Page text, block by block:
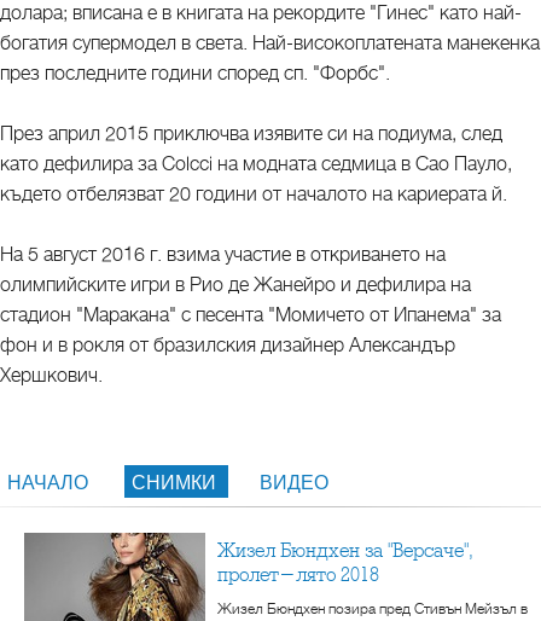
долара; вписана е в книгата на рекордите "Гинес" като най-
богатия супермодел в света. Най-високоплатената манекенка
през последните години според сп. "Форбс".
През април 2015 приключва изявите си на подиума, след
като дефилира за Colcci на модната седмица в Сао Пауло,
където отбелязват 20 години от началото на кариерата й.
На 5 август 2016 г. взима участие в откриването на
олимпийските игри в Рио де Жанейро и дефилира на
стадион "Маракана" с песента "Момичето от Ипанема" за
фон и в рокля от бразилския дизайнер Александър
Хершкович.
НАЧАЛО СНИМКИ ВИДЕО
Жизел Бюндхен за "Версаче",
пролет-лято 2018
Жизел Бюндхен позира пред Стивън Мейзъл в